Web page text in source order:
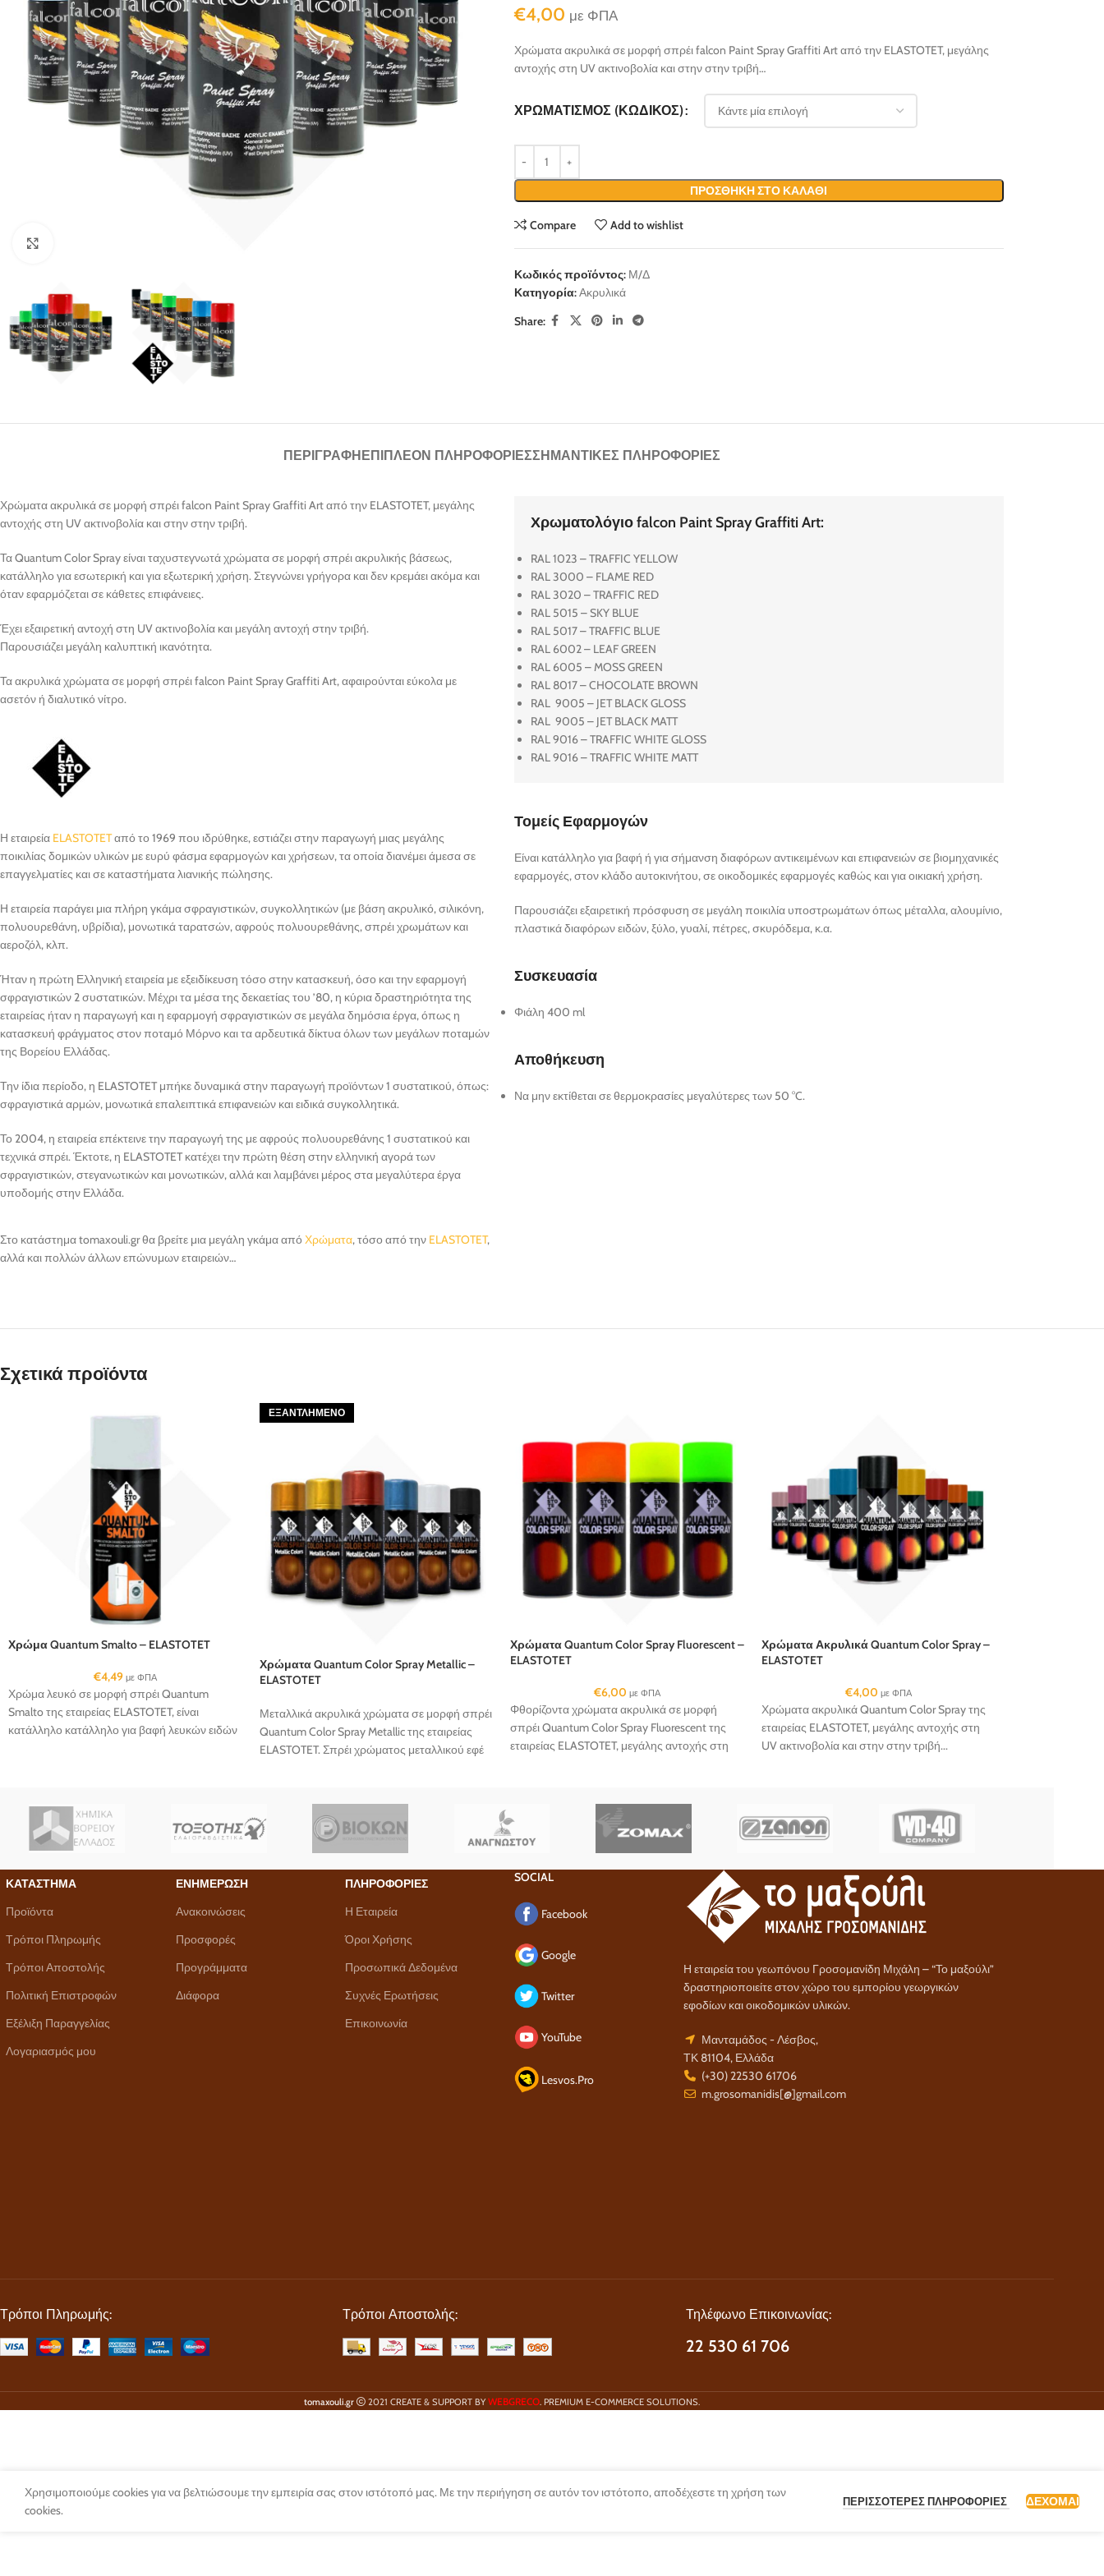
€4,00 με ΦΠΑ
Χρώματα ακρυλικά σε μορφή σπρέι falcon Paint Spray Graffiti Art από την ELASTOTET, μεγάλης
αντοχής στη UV ακτινοβολία και στην στην τριβή…
ΧΡΩΜΑΤΙΣΜΌΣ (ΚΩΔΙΚΌΣ)
ΠΡΟΣΘΉΚΗ ΣΤΟ ΚΑΛΆΘΙ
Compare Add to wishlist
Κωδικός προϊόντος: Μ/Δ
Κατηγορία:Ακρυλικά
Share:
ΠΕΡΙΓΡΑΦΉΕΠΙΠΛΈΟΝ ΠΛΗΡΟΦΟΡΊΕΣΣΗΜΑΝΤΙΚΈΣ ΠΛΗΡΟΦΟΡΊΕΣ
Χρώματα ακρυλικά σε μορφή σπρέι falcon Paint Spray Graffiti Art από την ELASTOTET, μεγάλης
αντοχής στη UV ακτινοβολία και στην στην τριβή.
Τα Quantum Color Spray είναι ταχυστεγνωτά χρώματα σε μορφή σπρέι ακρυλικής βάσεως,
κατάλληλο για εσωτερική και για εξωτερική χρήση. Στεγνώνει γρήγορα και δεν κρεμάει ακόμα και
όταν εφαρμόζεται σε κάθετες επιφάνειες.
Έχει εξαιρετική αντοχή στη UV ακτινοβολία και μεγάλη αντοχή στην τριβή.
Παρουσιάζει μεγάλη καλυπτική ικανότητα.
Τα ακρυλικά χρώματα σε μορφή σπρέι falcon Paint Spray Graffiti Art, αφαιρούνται εύκολα με
ασετόν ή διαλυτικό νίτρο.
Η εταιρεία ELASTOTETαπό το 1969 που ιδρύθηκε, εστιάζει στην παραγωγή μιας μεγάλης
ποικιλίας δομικών υλικών με ευρύ φάσμα εφαρμογών και χρήσεων, τα οποία διανέμει άμεσα σε
επαγγελματίες και σε καταστήματα λιανικής πώλησης.
Η εταιρεία παράγει μια πλήρη γκάμα σφραγιστικών, συγκολλητικών (με βάση ακρυλικό, σιλικόνη,
πολυουρεθάνη, υβρίδια), μονωτικά ταρατσών, αφρούς πολυουρεθάνης, σπρέι χρωμάτων και
αεροζόλ, κλπ.
Ήταν η πρώτη Ελληνική εταιρεία με εξειδίκευση τόσο στην κατασκευή, όσο και την εφαρμογή
σφραγιστικών 2 συστατικών. Μέχρι τα μέσα της δεκαετίας του ’80, η κύρια δραστηριότητα της
εταιρείας ήταν η παραγωγή και η εφαρμογή σφραγιστικών σε μεγάλα δημόσια έργα, όπως η
κατασκευή φράγματος στον ποταμό Μόρνο και τα αρδευτικά δίκτυα όλων των μεγάλων ποταμών
της Βορείου Ελλάδας.
Την ίδια περίοδο, η ELASTOTET μπήκε δυναμικά στην παραγωγή προϊόντων 1 συστατικού, όπως:
σφραγιστικά αρμών, μονωτικά επαλειπτικά επιφανειών και ειδικά συγκολλητικά.
Το 2004, η εταιρεία επέκτεινε την παραγωγή της με αφρούς πολυουρεθάνης 1 συστατικού και
τεχνικά σπρέι. Έκτοτε, η ELASTOTET κατέχει την πρώτη θέση στην ελληνική αγορά των
σφραγιστικών, στεγανωτικών και μονωτικών, αλλά και λαμβάνει μέρος στα μεγαλύτερα έργα
υποδομής στην Ελλάδα.
Στο κατάστημα tomaxouli.gr θα βρείτε μια μεγάλη γκάμα από Χρώματα, τόσο από την ELASTOTET,
αλλά και πολλών άλλων επώνυμων εταιρειών…
Χρωματολόγιο falcon Paint Spray Graffiti Art:
RAL 1023 – TRAFFIC YELLOW
RAL 3000 – FLAME RED
RAL 3020 – TRAFFIC RED
RAL 5015 – SKY BLUE
RAL 5017 – TRAFFIC BLUE
RAL 6002 – LEAF GREEN
RAL 6005 – MOSS GREEN
RAL 8017 – CHOCOLATE BROWN
RAL 9005 – JET BLACK GLOSS
RAL 9005 – JET BLACK MATT
RAL 9016 – TRAFFIC WHITE GLOSS
RAL 9016 – TRAFFIC WHITE MATT
Τομείς Εφαρμογών
Είναι κατάλληλο για βαφή ή για σήμανση διαφόρων αντικειμένων και επιφανειών σε βιομηχανικές
εφαρμογές, στον κλάδο αυτοκινήτου, σε οικοδομικές εφαρμογές καθώς και για οικιακή χρήση.
Παρουσιάζει εξαιρετική πρόσφυση σε μεγάλη ποικιλία υποστρωμάτων όπως μέταλλα, αλουμίνιο,
πλαστικά διαφόρων ειδών, ξύλο, γυαλί, πέτρες, σκυρόδεμα, κ.α.
Συσκευασία
Φιάλη 400 ml
Αποθήκευση
Να μην εκτίθεται σε θερμοκρασίες μεγαλύτερες των 50 °C.
Σχετικά προϊόντα
Χρώμα Quantum Smalto – ELASTOTET
€4,49 με ΦΠΑ
Χρώμα λευκό σε μορφή σπρέι Quantum
Smalto της εταιρείας ELASTOTET, είναι
κατάλληλο κατάλληλο για βαφή λευκών ειδών
ΕΞΑΝΤΛΗΜΈΝΟ
Χρώματα Quantum Color Spray Metallic –
ELASTOTET
Μεταλλικά ακρυλικά χρώματα σε μορφή σπρέι
Quantum Color Spray Metallic της εταιρείας
ELASTOTET. Σπρέι χρώματος μεταλλικού εφέ
Χρώματα Quantum Color Spray Fluorescent –
ELASTOTET
€6,00 με ΦΠΑ
Φθορίζοντα χρώματα ακρυλικά σε μορφή
σπρέι Quantum Color Spray Fluorescent της
εταιρείας ELASTOTET, μεγάλης αντοχής στη
Χρώματα Ακρυλικά Quantum Color Spray –
ELASTOTET
€4,00 με ΦΠΑ
Χρώματα ακρυλικά Quantum Color Spray της
εταιρείας ELASTOTET, μεγάλης αντοχής στη
UV ακτινοβολία και στην στην τριβή...
ΚΑΤΑΣΤΗΜΑ
Προϊόντα
Τρόποι Πληρωμής
Τρόποι Αποστολής
Πολιτική Επιστροφών
Εξέλιξη Παραγγελίας
Λογαριασμός μου
ΕΝΗΜΕΡΩΣΗ
Ανακοινώσεις
Προσφορές
Προγράμματα
Διάφορα
ΠΛΗΡΟΦΟΡΙΕΣ
Η Εταιρεία
Όροι Χρήσης
Προσωπικά Δεδομένα
Συχνές Ερωτήσεις
Επικοινωνία
SOCIAL
Facebook
Google
Twitter
YouTube
Lesvos.Pro
Η εταιρεία του γεωπόνου Γροσομανίδη Μιχάλη – “Το μαξούλι”
δραστηριοποιείτε στον χώρο του εμπορίου γεωργικών
εφοδίων και οικοδομικών υλικών.
Μανταμάδος - Λέσβος,
ΤΚ 81104, Ελλάδα
(+30) 22530 61706
m.grosomanidis[@]gmail.com
Τρόποι Πληρωμής: Τρόποι Αποστολής: Τηλέφωνο Επικοινωνίας:
22 530 61 706
tomaxouli.gr 2021 CREATE & SUPPORT BYWEBGRECO. PREMIUM E-COMMERCE SOLUTIONS.
Χρησιμοποιούμε cookies για να βελτιώσουμε την εμπειρία σας στον ιστότοπό μας. Με την περιήγηση σε αυτόν τον ιστότοπο, αποδέχεστε τη χρήση των
cookies.
ΠΕΡΙΣΣΌΤΕΡΕΣ ΠΛΗΡΟΦΟΡΊΕΣ ΔΈΧΟΜΑΙ